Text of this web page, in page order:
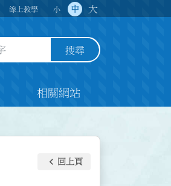
線上教學 小 中 大
搜尋
相關網站
keyboard_arrow_left 回上頁